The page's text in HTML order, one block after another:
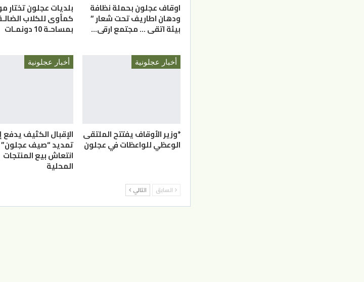
اوقاف عجلون بحملة نظافة
ودهان اطاريف تحت شعار ”
بيئة اتقى … مجتمع ارقى…
بلديات عجلون تختار
كمأوى للكلاب
بمساحـة 10 دونمـات
أخبار عجلونية
*وزير الأوقاف يفتتح الملتقى
الوعظي للواعظات في عجلون
أخبار عجلونية
الإقبال الكثيف يدفع
تمديد “صيف
انتعاش بيع المنتجات
المحلية
السابق التالي